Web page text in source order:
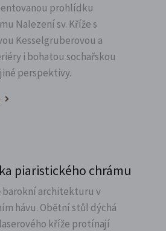
prohlídku
Nalezení sv. Kříže s
Kesselgruberovou a
i bohatou sochařskou
perspektivy.
piaristického chrámu
barokní architekturu v
hávu. Obětní stůl dýchá
kříže protínají